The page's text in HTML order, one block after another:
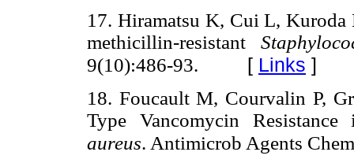
17. Hiramatsu K, Cui L,
methicillin-resistant
9(10):486-93.
[ Links ]
18. Foucault M, Courvalin P,
Type Vancomycin
aureus. Antimicrob Agents